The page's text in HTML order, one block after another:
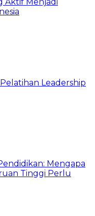
Leadership
Mengapa
Tinggi Perlu